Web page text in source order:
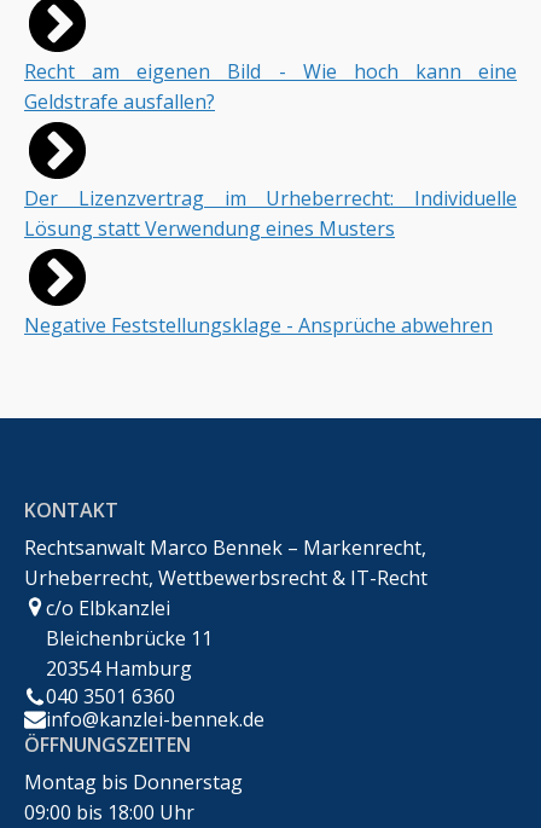
Recht am eigenen Bild - Wie hoch kann eine
Geldstrafe ausfallen?
Der Lizenzvertrag im Urheberrecht: Individuelle
Lösung statt Verwendung eines Musters
Negative Feststellungsklage - Ansprüche abwehren
KONTAKT
Rechtsanwalt Marco Bennek – Markenrecht,
Urheberrecht, Wettbewerbsrecht & IT-Recht
c/o Elbkanzlei
Bleichenbrücke 11
20354 Hamburg
040 3501 6360
info@kanzlei-bennek.de
ÖFFNUNGSZEITEN
Montag bis Donnerstag
09:00 bis 18:00 Uhr